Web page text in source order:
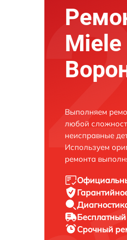
Miele
Выполняем
любой
неисправные
Используем
ремонта
Срочный